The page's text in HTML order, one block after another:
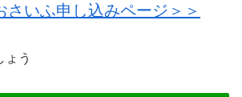
さいふ申し込みページ＞＞
ょう